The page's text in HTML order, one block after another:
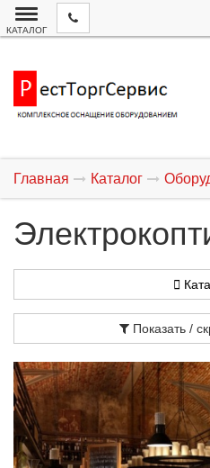
КАТАЛОГ
Главная Каталог
Показать /